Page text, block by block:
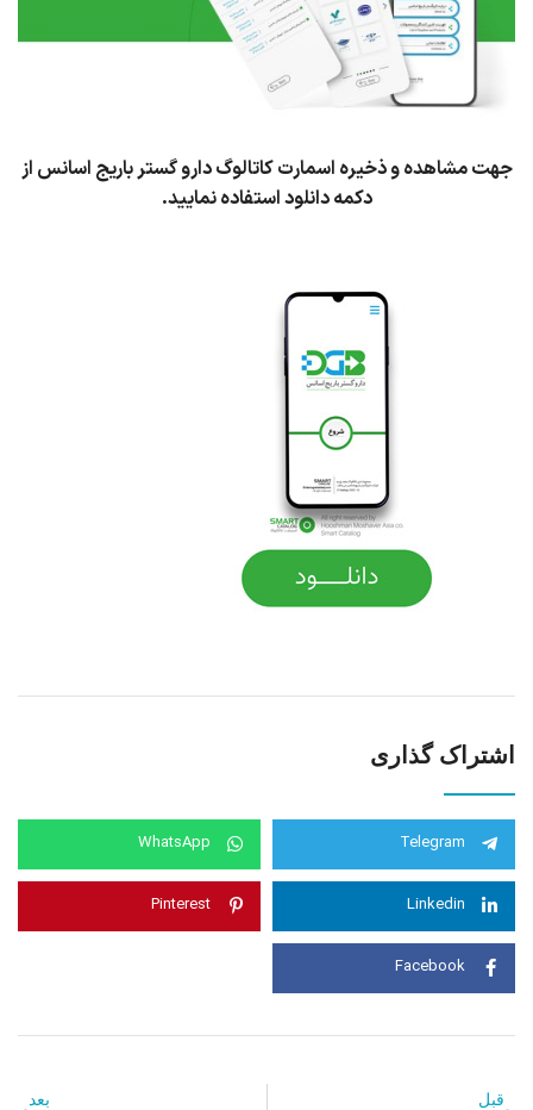
جهت مشاهده و ذخیره اسمارت کاتالوگ دارو گستر باریج اسانس از
دکمه دانلود استفاده نمایید.
اشتراک گذاری
Telegram
WhatsApp
Linkedin
Pinterest
Facebook
قبل بعد